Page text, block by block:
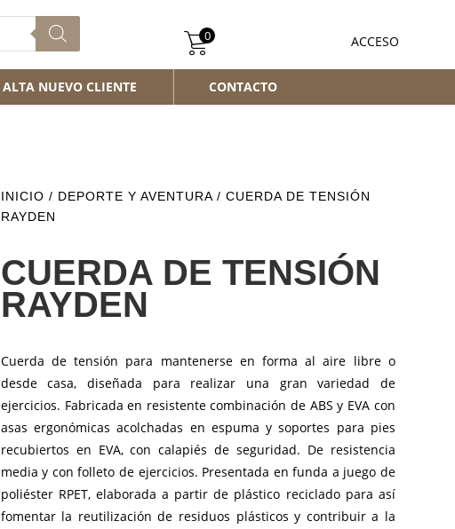
ACCESO
0
ALTA NUEVO CLIENTE CONTACTO
INICIO / DEPORTE Y AVENTURA/ CUERDA DE TENSIÓN
RAYDEN
CUERDA DE TENSIÓN
RAYDEN
Cuerda de tensión para mantenerse en forma al aire libre o
desde casa, diseñada para realizar una gran variedad de
ejercicios. Fabricada en resistente combinación de ABS y EVA con
asas ergonómicas acolchadas en espuma y soportes para pies
recubiertos en EVA, con calapiés de seguridad. De resistencia
media y con folleto de ejercicios. Presentada en funda a juego de
poliéster RPET, elaborada a partir de plástico reciclado para así
fomentar la reutilización de residuos plásticos y contribuir a la